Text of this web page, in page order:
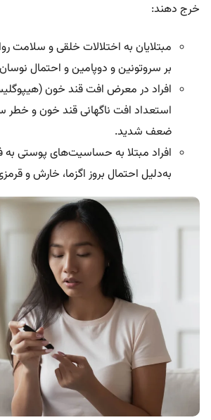
خرج دهند:
مبتلایان به اختلالات خلقی و سلامت
بر سروتونین و دوپامین و احتمال
افراد در معرض افت قند خون
استعداد افت ناگهانی قند خون و
ضعف شدید.
افراد مبتلا به حساسیت‌های پوستی به
به‌دلیل احتمال بروز اگزما، خارش و